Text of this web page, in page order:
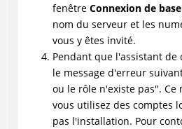
fenêtre Connexion de
nom du serveur et les
vous y êtes invité.
Pendant que l'assistant de
le message d'erreur
ou le rôle n'existe pas". Ce
vous utilisez des comptes
pas l'installation. Pour